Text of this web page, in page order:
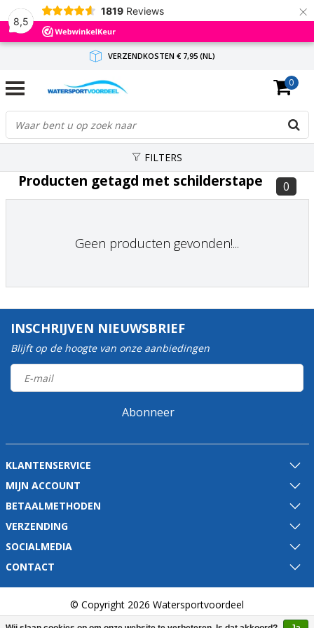
8,5
1819 Reviews ×
VERZENDKOSTEN € 7,95 (NL)
GRATIS VERZENDING(NL) VANAF € 65,-
BINNEN 1-3 WERKDAGEN ANTWOORD
0
FILTERS
Producten getagd met schilderstape 0
Geen producten gevonden!...
INSCHRIJVEN NIEUWSBRIEF
Blijft op de hoogte van onze aanbiedingen
Abonneer
KLANTENSERVICE
MIJN ACCOUNT
BETAALMETHODEN
VERZENDING
SOCIALMEDIA
CONTACT
© Copyright 2026 Watersportvoordeel